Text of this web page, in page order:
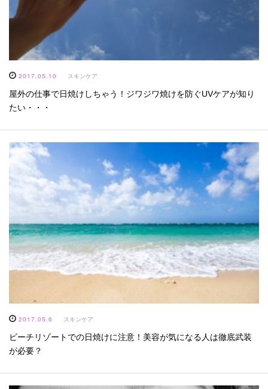
2017.05.10 スキンケア
屋外の仕事で日焼けしちゃう！ジワジワ焼けを防ぐUVケアが知り
たい・・・
2017.05.6 スキンケア
ビーチリゾートでの日焼けに注意！美容が気になる人は徹底武装
が必要？